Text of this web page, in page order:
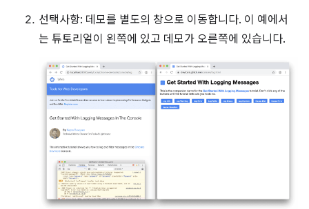
선택사항: 데모를 별도의 창으로 이동합니다. 이 예에서
는 튜토리얼이 왼쪽에 있고 데모가 오른쪽에 있습니다.